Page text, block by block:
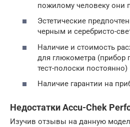
пожилому человеку они
Эстетические
черным и серебристо-
Наличие и стоимость
для глюкометра (прибор
тест-полоски постоянно)
Наличие гарантии на
Недостатки Accu-Chek
Изучив отзывы на данную